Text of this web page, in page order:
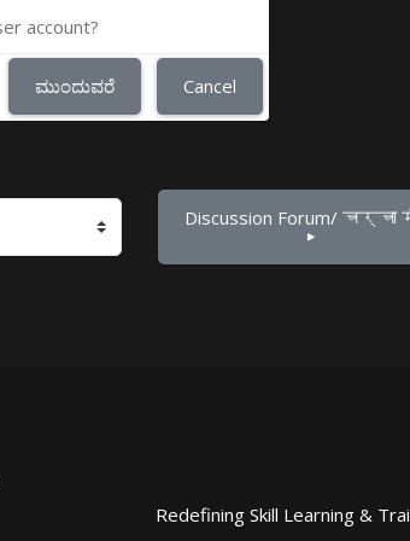
account?
ಮುಂದುವರೆ Cancel
Discussion Forum/
▶︎
Redefining Skill Learning &